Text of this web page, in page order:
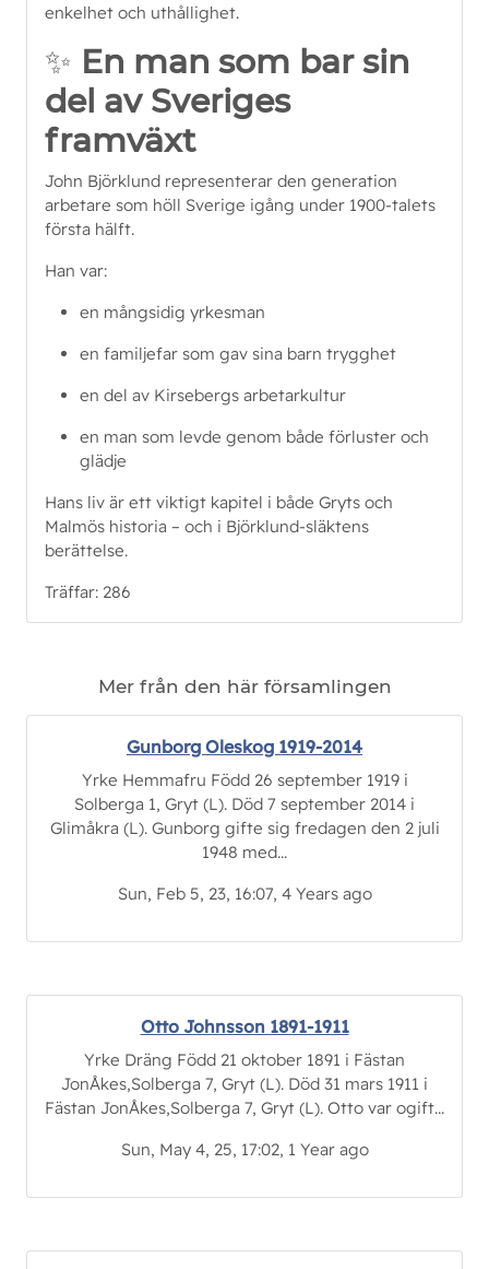
enkelhet och uthållighet.
✨ En man som bar sin
del av Sveriges
framväxt
John Björklund representerar den generation
arbetare som höll Sverige igång under 1900-talets
första hälft.
Han var:
en mångsidig yrkesman
en familjefar som gav sina barn trygghet
en del av Kirsebergs arbetarkultur
en man som levde genom både förluster och
glädje
Hans liv är ett viktigt kapitel i både Gryts och
Malmös historia – och i Björklund‑släktens
berättelse.
Träffar: 286
Mer från den här församlingen
Gunborg Oleskog 1919-2014
Yrke Hemmafru Född 26 september 1919 i
Solberga 1, Gryt (L). Död 7 september 2014 i
Glimåkra (L). Gunborg gifte sig fredagen den 2 juli
1948 med...
Sun, Feb 5, 23, 16:07, 4 Years ago
Otto Johnsson 1891-1911
Yrke Dräng Född 21 oktober 1891 i Fästan
JonÅkes,Solberga 7, Gryt (L). Död 31 mars 1911 i
Fästan JonÅkes,Solberga 7, Gryt (L). Otto var ogift...
Sun, May 4, 25, 17:02, 1 Year ago